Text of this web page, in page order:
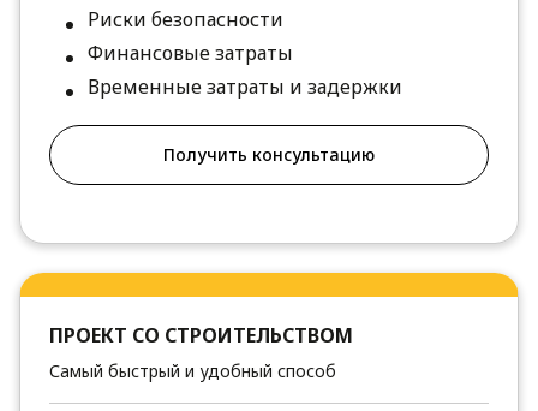
Риски безопасности
Финансовые затраты
Временные затраты и задержки
Получить консультацию
ПРОЕКТ СО СТРОИТЕЛЬСТВОМ
Самый быстрый и удобный способ